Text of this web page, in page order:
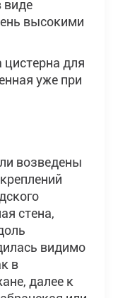
виде
высокими
для
уже при
возведены
стена,
видимо
в
далее к